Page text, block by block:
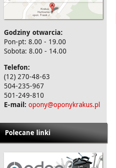
Godziny otwarcia:
Pon-pt: 8.00 - 19.00
Sobota: 8.00 - 14.00
Telefon:
(12) 270-48-63
504-235-967
501-249-810
E-mail: opony@oponykrakus.pl
Polecane linki